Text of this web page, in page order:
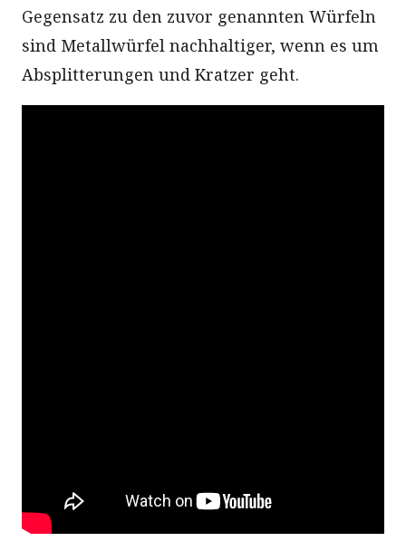
Gegensatz zu den zuvor genannten Würfeln
sind Metallwürfel nachhaltiger, wenn es um
Absplitterungen und Kratzer geht.